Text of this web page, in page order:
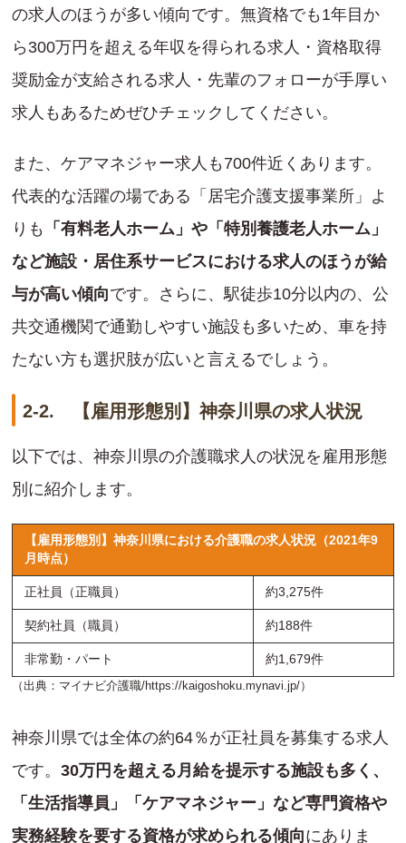
の求人のほうが多い傾向です。無資格でも1年目か
ら300万円を超える年収を得られる求人・資格取得
奨励金が支給される求人・先輩のフォローが手厚い
求人もあるためぜひチェックしてください。
また、ケアマネジャー求人も700件近くあります。
代表的な活躍の場である「居宅介護支援事業所」よ
りも
「有料老人ホーム」や「特別養護老人ホーム」
など施設・居住系サービスにおける求人のほうが給
与が高い傾向です。さらに、駅徒歩10分以内の、公
共交通機関で通勤しやすい施設も多いため、車を持
たない方も選択肢が広いと言えるでしょう。
2-2. 【雇用形態別】神奈川県の求人状況
以下では、神奈川県の介護職求人の状況を雇用形態
別に紹介します。
【雇用形態別】神奈川県における介護職の求人状況（2021年9
月時点）
正社員（正職員） 約3,275件
契約社員（職員） 約188件
非常勤・パート
約1,679件
（出典：マイナビ介護職/https://kaigoshoku.mynavi.jp/）
神奈川県では全体の約64％が正社員を募集する求人
です。 30万円を超える月給を提示する施設も多く、
「生活指導員」「ケアマネジャー」など専門資格や
実務経験を要する資格が求められる傾向にありま